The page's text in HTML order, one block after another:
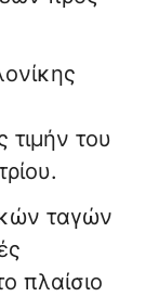
τιμήν του
ταγών
πλαίσιο